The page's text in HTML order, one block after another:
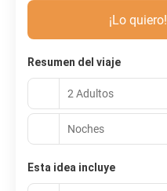
¡Lo quiero!
Resumen del viaje
2 Adultos
Noches
Esta idea incluye